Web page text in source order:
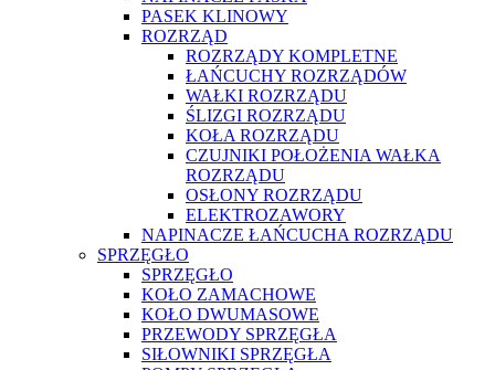
PASEK KLINOWY
ROZRZĄD
ROZRZĄDY KOMPLETNE
ŁAŃCUCHY ROZRZĄDÓW
WAŁKI ROZRZĄDU
ŚLIZGI ROZRZĄDU
KOŁA ROZRZĄDU
CZUJNIKI POŁOŻENIA WAŁKA
ROZRZĄDU
OSŁONY ROZRZĄDU
ELEKTROZAWORY
NAPINACZE ŁAŃCUCHA ROZRZĄDU
SPRZĘGŁO
SPRZĘGŁO
KOŁO ZAMACHOWE
KOŁO DWUMASOWE
PRZEWODY SPRZĘGŁA
SIŁOWNIKI SPRZĘGŁA